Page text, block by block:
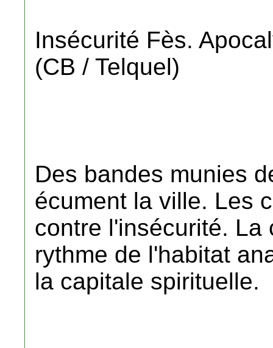
Insécurité Fès.
(CB / Telquel)
Des bandes munies
écument la ville. Les
contre l'insécurité. La
rythme de l'habitat
la capitale spirituelle.